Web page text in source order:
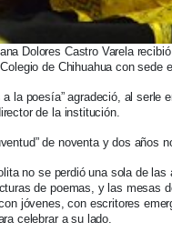
Dolores Castro Varela
de Chihuahua con sede
a la poesía” agradeció, al serle
de la institución.
de noventa y dos años
no se perdió una sola de
de poemas, y las mesas
jóvenes, con escritores
celebrar a su lado.